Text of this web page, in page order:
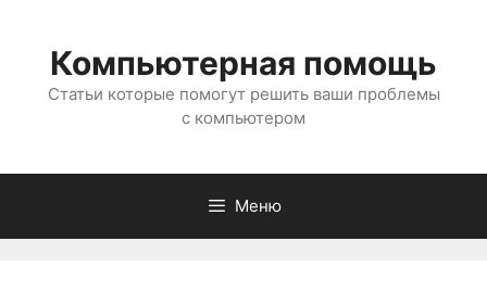
содержимому
Компьютерная помощь
Статьи которые помогут решить ваши проблемы
с компьютером
Меню